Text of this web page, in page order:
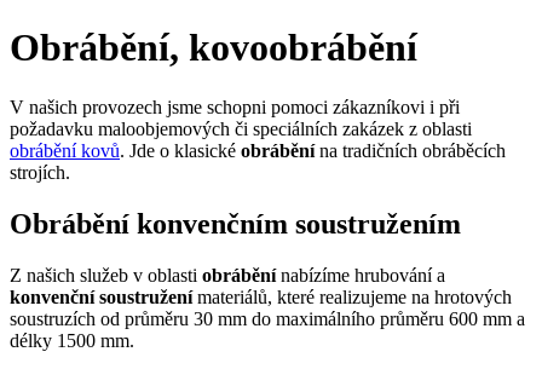
Obrábění, kovoobrábění
V našich provozech jsme schopni pomoci zákazníkovi i při
požadavku maloobjemových či speciálních zakázek z oblasti
obrábění kovů. Jde o klasické obráběnína tradičních obráběcích
strojích.
Obrábění konvenčním soustružením
Z našich služeb v oblasti obráběnínabízíme hrubování a
konvenční soustruženímateriálů, které realizujeme na hrotových
soustruzích od průměru 30 mm do maximálního průměru 600 mm a
délky 1500 mm.